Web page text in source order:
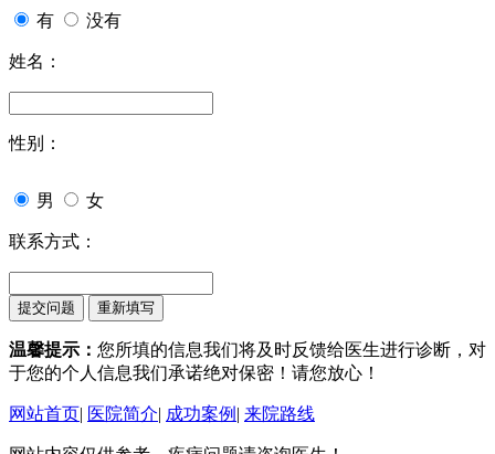
有 没有
姓名：
性别：
男 女
联系方式：
温馨提示： 您所填的信息我们将及时反馈给医生进行诊断，对
于您的个人信息我们承诺绝对保密！请您放心！
网站首页| 医院简介| 成功案例 | 来院路线